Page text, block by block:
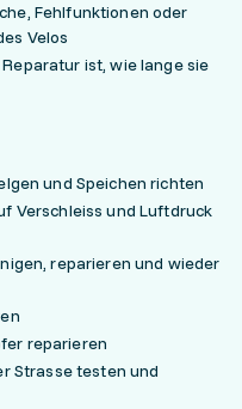
Fehlfunktionen oder
Velos
ist, wie lange sie
und Speichen richten
Verschleiss und Luftdruck
reparieren und wieder
reparieren
Strasse testen und